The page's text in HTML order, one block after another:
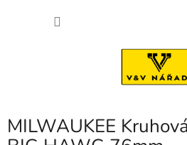
MILWAUKEE